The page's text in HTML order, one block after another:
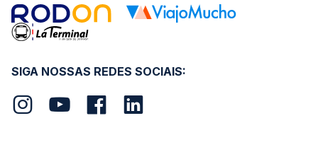
SIGA NOSSAS REDES SOCIAIS: